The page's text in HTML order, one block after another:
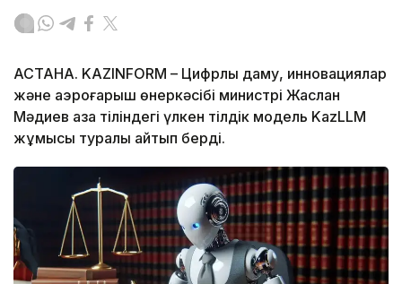
АСТАНА. KAZINFORM – Цифрлық даму, инновациялар
және аэроғарыш өнеркәсібі министрі Жаслан
Мәдиев қазақ тіліндегі үлкен тілдік модель KazLLM
жұмысы туралы айтып берді.